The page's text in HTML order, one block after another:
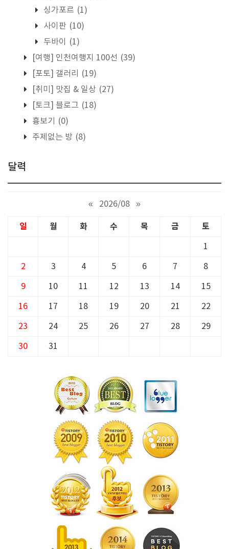
싱가포르 (1)
사이판 (10)
두바이
(1)
[여행] 인천여행지 100선 (39)
[포토] 갤러리
(19)
[취미] 맛집 & 일상 (27)
[토크] 블로그 (18)
흉보기
(0)
주제없는 방 (8)
달력
« 2026/08 »
일 월 화 수 목 금 토
1
2 3 4 5 6 7 8
9 10 11 12 13 14 15
16 17 18 19 20 21 22
23 24 25 26 27 28 29
30 31